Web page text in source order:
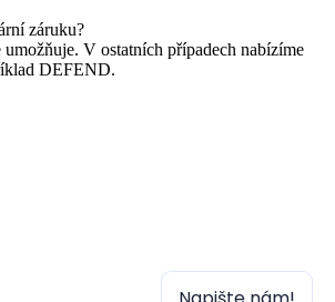
záruku?
V ostatních případech nabízíme
DEFEND.